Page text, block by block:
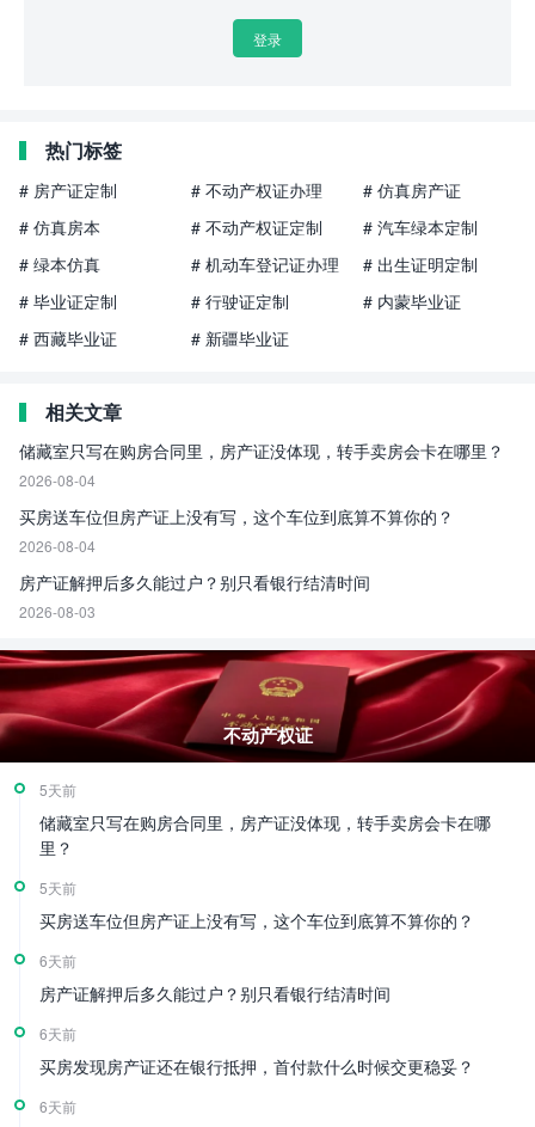
登录
热门标签
# 房产证定制 # 不动产权证办理
# 仿真房产证
# 仿真房本
# 不动产权证定制
# 汽车绿本定制
# 绿本仿真
# 机动车登记证办理
# 出生证明定制
# 毕业证定制
# 行驶证定制
# 内蒙毕业证
# 西藏毕业证
# 新疆毕业证
相关文章
储藏室只写在购房合同里，房产证没体现，转手卖房会卡在哪里？
2026-08-04
买房送车位但房产证上没有写，这个车位到底算不算你的？
2026-08-04
房产证解押后多久能过户？别只看银行结清时间
2026-08-03
不动产权证
5天前
储藏室只写在购房合同里，房产证没体现，转手卖房会卡在哪
里？
5天前
买房送车位但房产证上没有写，这个车位到底算不算你的？
6天前
房产证解押后多久能过户？别只看银行结清时间
6天前
买房发现房产证还在银行抵押，首付款什么时候交更稳妥？
6天前